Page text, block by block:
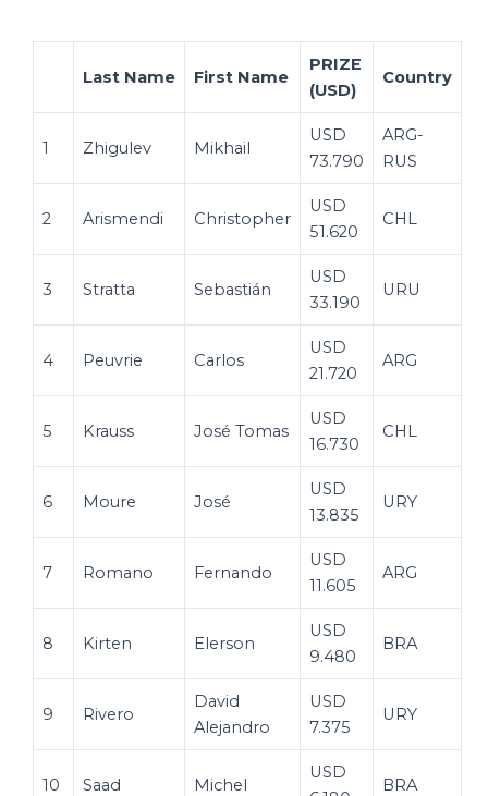
Last Name First Name
PRIZE
(USD)
Country
1 Zhigulev Mikhail
USD
73.790
ARG-
RUS
2 Arismendi Christopher
USD
51.620
CHL
3 Stratta Sebastián
USD
33.190
URU
4 Peuvrie Carlos
USD
21.720
ARG
5 Krauss José Tomas
USD
16.730
CHL
6 Moure José
USD
13.835
URY
7 Romano Fernando
USD
11.605
ARG
8 Kirten Elerson
USD
9.480
BRA
9 Rivero
David
Alejandro
USD
7.375
URY
10 Saad Michel
USD
BRA